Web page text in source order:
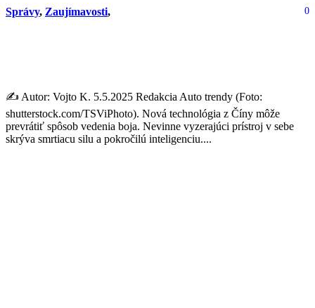
Správy, Zaujímavosti, 0
✍️ Autor: Vojto K. 5.5.2025 Redakcia Auto trendy (Foto:
shutterstock.com/TSViPhoto). Nová technológia z Číny môže
prevrátiť spôsob vedenia boja. Nevinne vyzerajúci prístroj v sebe
skrýva smrtiacu silu a pokročilú inteligenciu....